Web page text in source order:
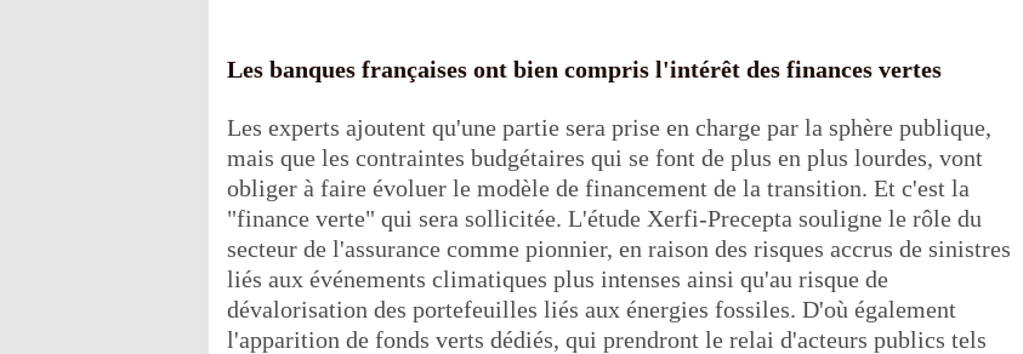
Les banques françaises ont bien compris l'intérêt des finances vertes
Les experts ajoutent qu'une partie sera prise en charge par la sphère publique,
mais que les contraintes budgétaires qui se font de plus en plus lourdes, vont
obliger à faire évoluer le modèle de financement de la transition. Et c'est la
"finance verte" qui sera sollicitée. L'étude Xerfi-Precepta souligne le rôle du
secteur de l'assurance comme pionnier, en raison des risques accrus de sinistres
liés aux événements climatiques plus intenses ainsi qu'au risque de
dévalorisation des portefeuilles liés aux énergies fossiles. D'où également
l'apparition de fonds verts dédiés, qui prendront le relai d'acteurs publics tels